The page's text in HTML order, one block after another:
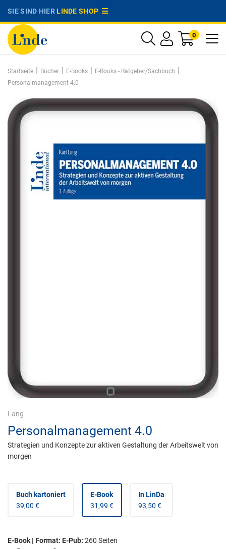
SIE SIND HIERLINDE SHOP
0
Startseite | Bücher | E-Books | E-Books - Ratgeber/Sachbuch |
Personalmanagement 4.0
Lang
Personalmanagement 4.0
Strategien und Konzepte zur aktiven Gestaltung der Arbeitswelt von
morgen
Buch kartoniert
39,00 €
E-Book
31,99 €
In LinDa
93,50 €
E-Book | Format: E-Pub: 260 Seiten